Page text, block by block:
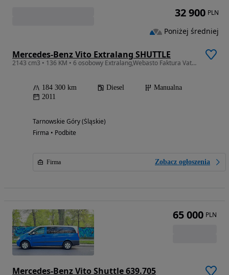
Mercedes-Benz Vito Extralang SHUTTLE
2143 cm3 • 136 KM • 6 osobowy Extralang,Webasto Faktura Vat Marza
184 300 km Diesel
Manualna
2011
Tarnowskie Góry (Śląskie)
Firma • Podbite
Firma Zobacz ogłoszenia
32 900 PLN
Poniżej średniej
Mercedes-Benz Vito Shuttle 639.705
65 000 PLN